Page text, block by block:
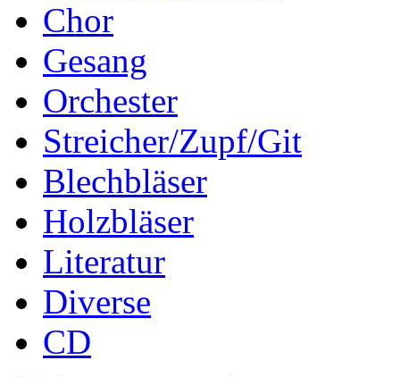
Chor
Gesang
Orchester
Streicher/Zupf/Git
Blechbläser
Holzbläser
Literatur
Diverse
CD